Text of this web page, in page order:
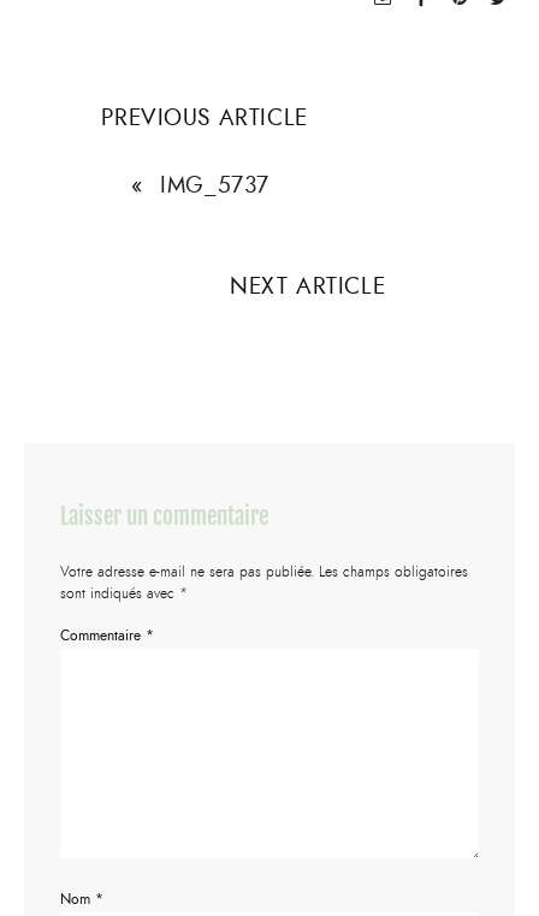
PREVIOUS ARTICLE
« IMG_5737
NEXT ARTICLE
Laisser un commentaire
Votre adresse e-mail ne sera pas publiée. Les champs obligatoires
sont indiqués avec *
Commentaire *
Nom *